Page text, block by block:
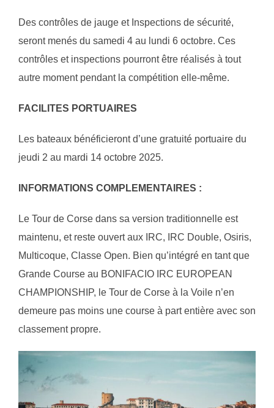
Des contrôles de jauge et Inspections de sécurité,
seront menés du samedi 4 au lundi 6 octobre. Ces
contrôles et inspections pourront être réalisés à tout
autre moment pendant la compétition elle-même.
FACILITES PORTUAIRES
Les bateaux bénéficieront d’une gratuité portuaire du
jeudi 2 au mardi 14 octobre 2025.
INFORMATIONS COMPLEMENTAIRES :
Le Tour de Corse dans sa version traditionnelle est
maintenu, et reste ouvert aux IRC, IRC Double, Osiris,
Multicoque, Classe Open. Bien qu’intégré en tant que
Grande Course au BONIFACIO IRC EUROPEAN
CHAMPIONSHIP, le Tour de Corse à la Voile n’en
demeure pas moins une course à part entière avec son
classement propre.